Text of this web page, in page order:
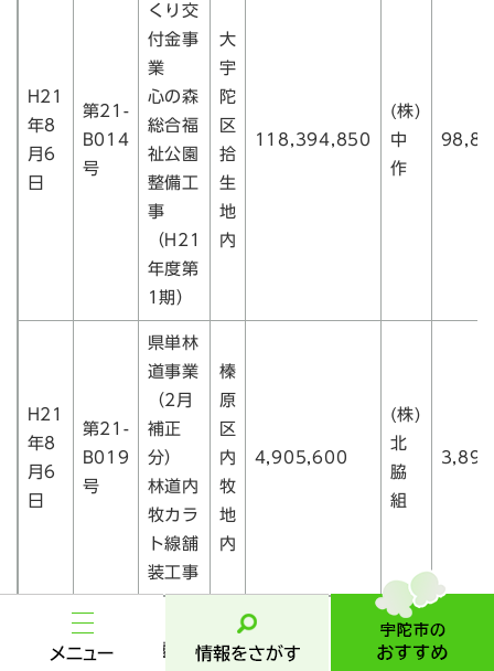
宇
陀
市
の
H21
年8
月6
日
第21-
B014
号
くり交
付金事
業
心の森
総合福
祉公園
整備工
事
（H21
年度第
1期）
大
宇
陀
区
拾
生
地
内
118,394,850
(株)
中
作
H21
年8
月6
日
第21-
B019
号
県単林
道事業
（2月
補正
分）
林道内
牧カラ
ト線舗
装工事
榛
原
区
内
牧
地
内
4,905,600
(株)
北
脇
組
入札情報へ戻る 履歴トップへ戻る